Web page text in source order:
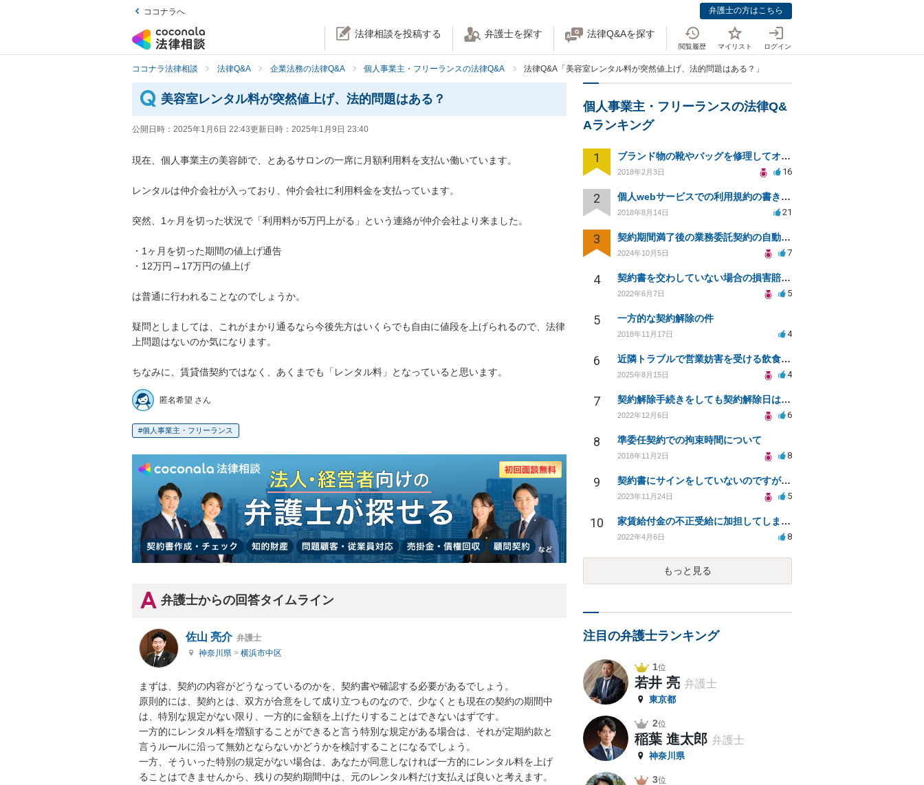
ココナラへ 弁護士の方はこちら
法律相談を投稿する 弁護士を探す 法律Q&Aを探す
閲覧履歴 マイリスト ログイン
ココナラ法律相談 法律Q&A 企業法務の法律Q&A 個人事業主・フリーランスの法律Q&A 法律Q&A「美容室レンタル料が突然値上げ、法的問題はある？」
美容室レンタル料が突然値上げ、法的問題はある？
公開日時： 2025年1月6日 22:43更新日時： 2025年1月9日 23:40
現在、個人事業主の美容師で、とあるサロンの一席に月額利用料を支払い働いています。
レンタルは仲介会社が入っており、仲介会社に利用料金を支払っています。
突然、1ヶ月を切った状況で「利用料が5万円上がる」という連絡が仲介会社より来ました。
・1ヶ月を切った期間の値上げ通告
・12万円→17万円の値上げ
は普通に行われることなのでしょうか。
疑問としましては、これがまかり通るなら今後先方はいくらでも自由に値段を上げられるので、法律
上問題はないのか気になります。
ちなみに、賃貸借契約ではなく、あくまでも「レンタル料」となっていると思います。
匿名希望 さん
個人事業主・フリーランス
弁護士からの回答タイムライン
佐山 亮介 弁護士
神奈川県 > 横浜市中区
まずは、契約の内容がどうなっているのかを、契約書や確認する必要があるでしょう。
原則的には、契約とは、双方が合意をして成り立つものなので、少なくとも現在の契約の期間中
は、特別な規定がない限り、一方的に金額を上げたりすることはできないはずです。
一方的にレンタル料を増額することができると言う特別な規定がある場合は、それが定期約款と
言うルールに沿って無効とならないかどうかを検討することになるでしょう。
一方、そういった特別の規定がない場合は、あなたが同意しなければ一方的にレンタル料を上げ
ることはできませんから、残りの契約期間中は、元のレンタル料だけ支払えば良いと考えます。
個人事業主・フリーランスの法律Q&
Aランキング
1 ブランド物の靴やバッグを修理してオークションなどに出品したりすることは商標権の侵害にあたりますか？
2018年2月3日 16
2 個人webサービスでの利用規約の書き方として「株式会社○○（以下当社）」と違う表現はありますか？
2018年8月14日 21
3 契約期間満了後の業務委託契約の自動更新について
2024年10月5日 7
4 契約書を交わしていない場合の損害賠償について
2022年6月7日 5
5 一方的な契約解除の件
2018年11月17日 4
6 近隣トラブルで営業妨害を受ける飲食店の法的対策相談
2025年8月15日 4
7 契約解除手続きをしても契約解除日は契約期間満了日だと言われました。
2022年12月6日 6
8 準委任契約での拘束時間について
2018年11月2日 8
9 契約書にサインをしていないのですが、違約金を求められる。
2023年11月24日 5
10 家賃給付金の不正受給に加担してしまいました。
2022年4月6日 8
もっと見る
注目の弁護士ランキング
1位
若井 亮 弁護士
東京都
2位
稲葉 進太郎 弁護士
神奈川県
3位